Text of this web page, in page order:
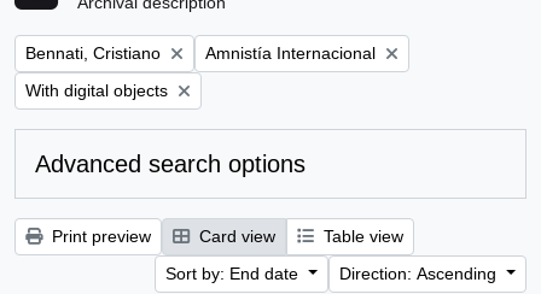
Remove filter:
Bennati, Cristiano Remove filter:
Amnistía Internacional
Remove filter:
With digital objects
Advanced search options
Print preview Card view
Table view
Sort by: End date
Direction: Ascending